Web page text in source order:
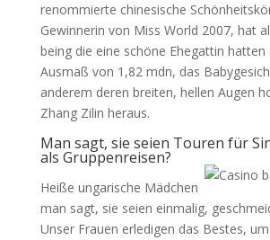
renommierte chinesische
Gewinnerin von Miss World 2007, hat
being die eine schöne Ehegattin hatten
Ausmaß von 1,82 mdn, das
anderem deren breiten, hellen Augen
Zhang Zilin heraus.
Man sagt, sie seien Touren für
als Gruppenreisen?
Heiße ungarische Mädchen
man sagt, sie seien einmalig,
Unser Frauen erledigen das Bestes,